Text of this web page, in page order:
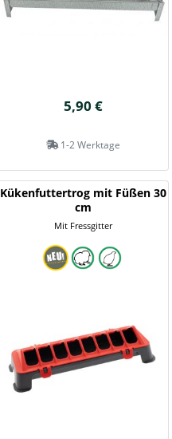
5,90 €
1-2 Werktage
Kükenfuttertrog mit Füßen 30
cm
Mit Fressgitter